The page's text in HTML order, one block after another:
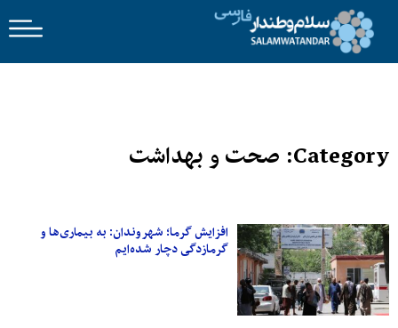
Category: صحت و بهداشت
افزایش گرما؛ شهروندان: به بیماری‌ها و
گرمازدگی دچار شده‌ایم